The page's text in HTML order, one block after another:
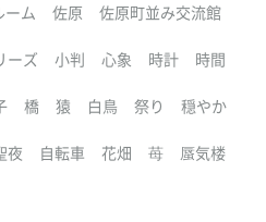
ーム 佐原 佐原町並み交流館
ーズ 小判 心象 時計 時間
橋 猿 白鳥 祭り 穏やか
夜 自転車 花畑 苺 蜃気楼